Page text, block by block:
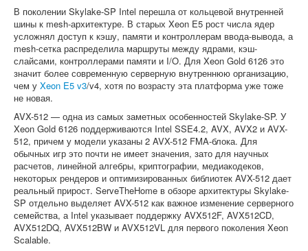
В поколении Skylake-SP Intel перешла от кольцевой внутренней
шины к mesh-архитектуре. В старых Xeon E5 рост числа ядер
усложнял доступ к кэшу, памяти и контроллерам ввода-вывода, а
mesh-сетка распределила маршруты между ядрами, кэш-
слайсами, контроллерами памяти и I/O. Для Xeon Gold 6126 это
значит более современную серверную внутреннюю организацию,
чем у Xeon E5 v3/v4, хотя по возрасту эта платформа уже тоже
не новая.
AVX-512 — одна из самых заметных особенностей Skylake-SP. У
Xeon Gold 6126 поддерживаются Intel SSE4.2, AVX, AVX2 и AVX-
512, причем у модели указаны 2 AVX-512 FMA-блока. Для
обычных игр это почти не имеет значения, зато для научных
расчетов, линейной алгебры, криптографии, медиакодеков,
некоторых рендеров и оптимизированных библиотек AVX-512 дает
реальный прирост. ServeTheHome в обзоре архитектуры Skylake-
SP отдельно выделяет AVX-512 как важное изменение серверного
семейства, а Intel указывает поддержку AVX512F, AVX512CD,
AVX512DQ, AVX512BW и AVX512VL для первого поколения Xeon
Scalable.